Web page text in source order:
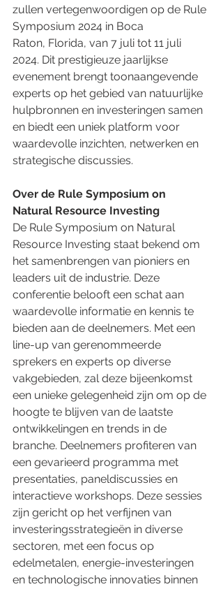
zullen vertegenwoordigen op de Rule
Symposium 2024 in Boca
Raton, Florida, van 7 juli tot 11 juli
2024. Dit prestigieuze jaarlijkse
evenement brengt toonaangevende
experts op het gebied van natuurlijke
hulpbronnen en investeringen samen
en biedt een uniek platform voor
waardevolle inzichten, netwerken en
strategische discussies.
Over de Rule Symposium on
Natural Resource Investing
De Rule Symposium on Natural
Resource Investing staat bekend om
het samenbrengen van pioniers en
leaders uit de industrie. Deze
conferentie belooft een schat aan
waardevolle informatie en kennis te
bieden aan de deelnemers. Met een
line-up van gerenommeerde
sprekers en experts op diverse
vakgebieden, zal deze bijeenkomst
een unieke gelegenheid zijn om op de
hoogte te blijven van de laatste
ontwikkelingen en trends in de
branche. Deelnemers profiteren van
een gevarieerd programma met
presentaties, paneldiscussies en
interactieve workshops. Deze sessies
zijn gericht op het verfijnen van
investeringsstrategieën in diverse
sectoren, met een focus op
edelmetalen, energie-investeringen
en technologische innovaties binnen